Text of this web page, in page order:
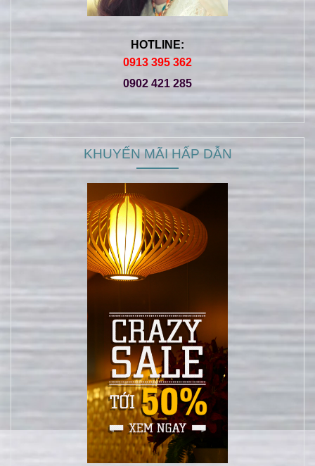
HOTLINE:
0913 395 362
0902 421 285
KHUYẾN MÃI HẤP DẪN